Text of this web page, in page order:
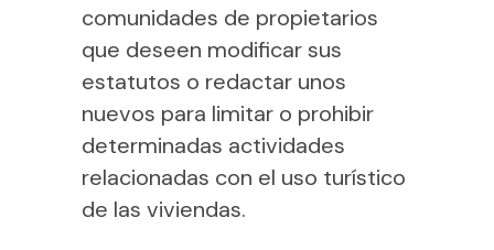
comunidades de propietarios
que deseen modificar sus
estatutos o redactar unos
nuevos para limitar o prohibir
determinadas actividades
relacionadas con el uso turístico
de las viviendas.